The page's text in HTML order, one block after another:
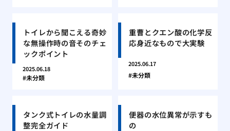
トイレから聞こえる奇妙
な無操作時の音そのチェ
ックポイント
2025.06.18
未分類
重曹とクエン酸の化学反
応身近なもので大実験
2025.06.17
未分類
タンク式トイレの水量調
整完全ガイド
便器の水位異常が示すも
の